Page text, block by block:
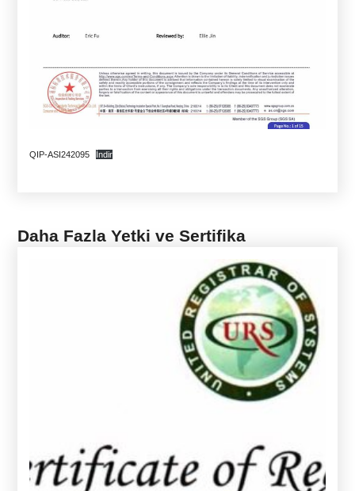
QIP-ASI242095 İndir
Daha Fazla Yetki ve Sertifika